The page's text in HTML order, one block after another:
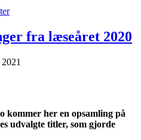
fra læseåret 2020
kommer her en opsamling på
udvalgte titler, som gjorde